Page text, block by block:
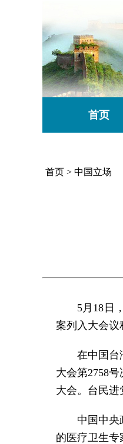
首页
首页 > 中国立场
5月18日
案列入大会议
在中国台
大会第2758
大会。台民进
中国中央
的医疗卫生